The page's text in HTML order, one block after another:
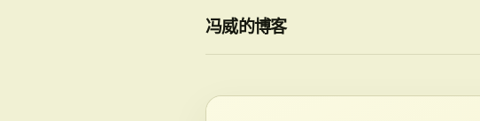
冯威的博客